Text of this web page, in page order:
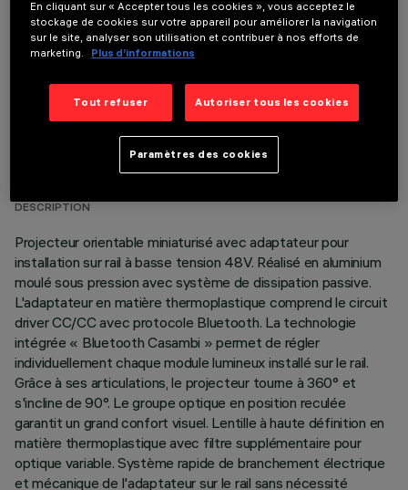
DONNÉES TECHNIQUES
DERNIÈRE MISE À JOUR: 06/08/2026
DESCRIPTION
Projecteur orientable miniaturisé avec adaptateur pour
installation sur rail à basse tension 48V. Réalisé en aluminium
moulé sous pression avec système de dissipation passive.
L'adaptateur en matière thermoplastique comprend le circuit
driver CC/CC avec protocole Bluetooth. La technologie
intégrée « Bluetooth Casambi » permet de régler
individuellement chaque module lumineux installé sur le rail.
Grâce à ses articulations, le projecteur tourne à 360° et
s'incline de 90°. Le groupe optique en position reculée
garantit un grand confort visuel. Lentille à haute définition en
matière thermoplastique avec filtre supplémentaire pour
optique variable. Système rapide de branchement électrique
et mécanique de l'adaptateur sur le rail sans nécessité
En cliquant sur « Accepter tous les cookies », vous acceptez le
stockage de cookies sur votre appareil pour améliorer la navigation
sur le site, analyser son utilisation et contribuer à nos efforts de
marketing.
Plus d’informations
Tout refuser Autoriser tous les cookies
Paramètres des cookies